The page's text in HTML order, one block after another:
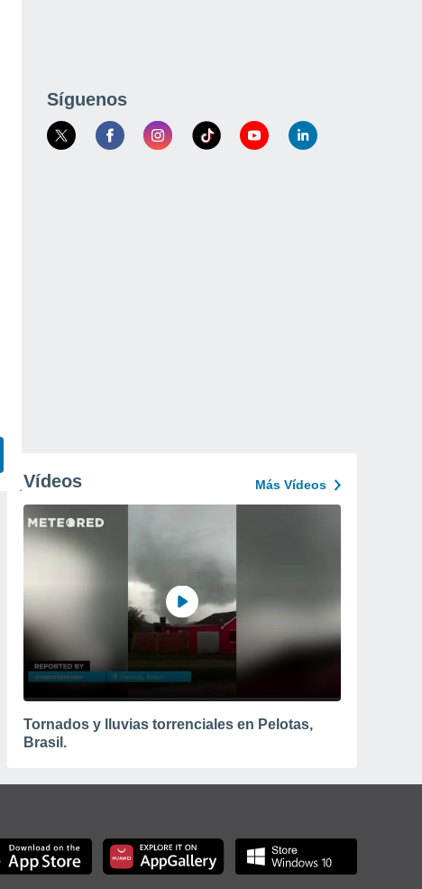
Síguenos
Vídeos Más Vídeos
Tornados y lluvias torrenciales en Pelotas,
Brasil.